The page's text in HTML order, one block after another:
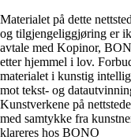
Materialet på dette
og tilgjengeliggjøring er
avtale med Kopinor,
etter hjemmel i lov.
materialet i kunstig
mot tekst- og
Kunstverkene på
med samtykke fra
klareres hos BONO